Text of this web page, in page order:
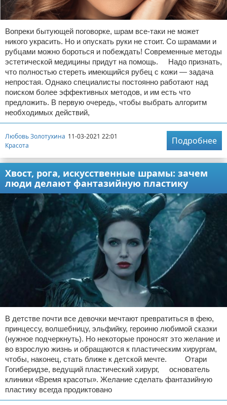
Вопреки бытующей поговорке, шрам все-таки не может
никого украсить. Но и опускать руки не стоит. Со шрамами и
рубцами можно бороться и побеждать! Современные методы
эстетической медицины придут на помощь. Надо признать,
что полностью стереть имеющийся рубец с кожи — задача
непростая. Однако специалисты постоянно работают над
поиском более эффективных методов, и им есть что
предложить. В первую очередь, чтобы выбрать алгоритм
необходимых действий,
Любовь Золотухина 11-03-2021 22:01
Красота
Подробнее
Хвост, рога, искусственные шрамы: зачем
люди делают фантазийную пластику
В детстве почти все девочки мечтают превратиться в фею,
принцессу, волшебницу, эльфийку, героиню любимой сказки
(нужное подчеркнуть). Но некоторые проносят это желание и
во взрослую жизнь и обращаются к пластическим хирургам,
чтобы, наконец, стать ближе к детской мечте. Отари
Гогиберидзе, ведущий пластический хирург, основатель
клиники «Время красоты». Желание сделать фантазийную
пластику всегда продиктовано